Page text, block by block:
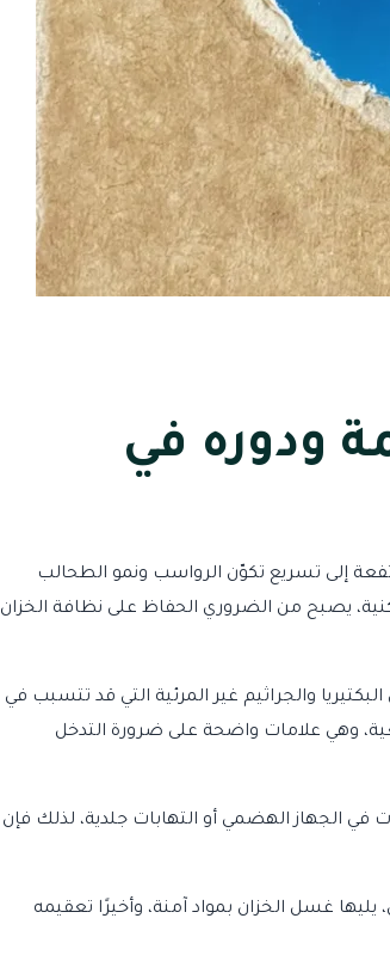
ودوره في
إلى تسريع تكوّن الرواسب ونمو الطحالب
يصبح من الضروري الحفاظ على نظافة الخزان
والجراثيم غير المرئية التي قد تتسبب في
وهي علامات واضحة على ضرورة التدخل
الجهاز الهضمي أو التهابات جلدية، لذلك فإن
يليها غسل الخزان بمواد آمنة، وأخيرًا تعقيمه